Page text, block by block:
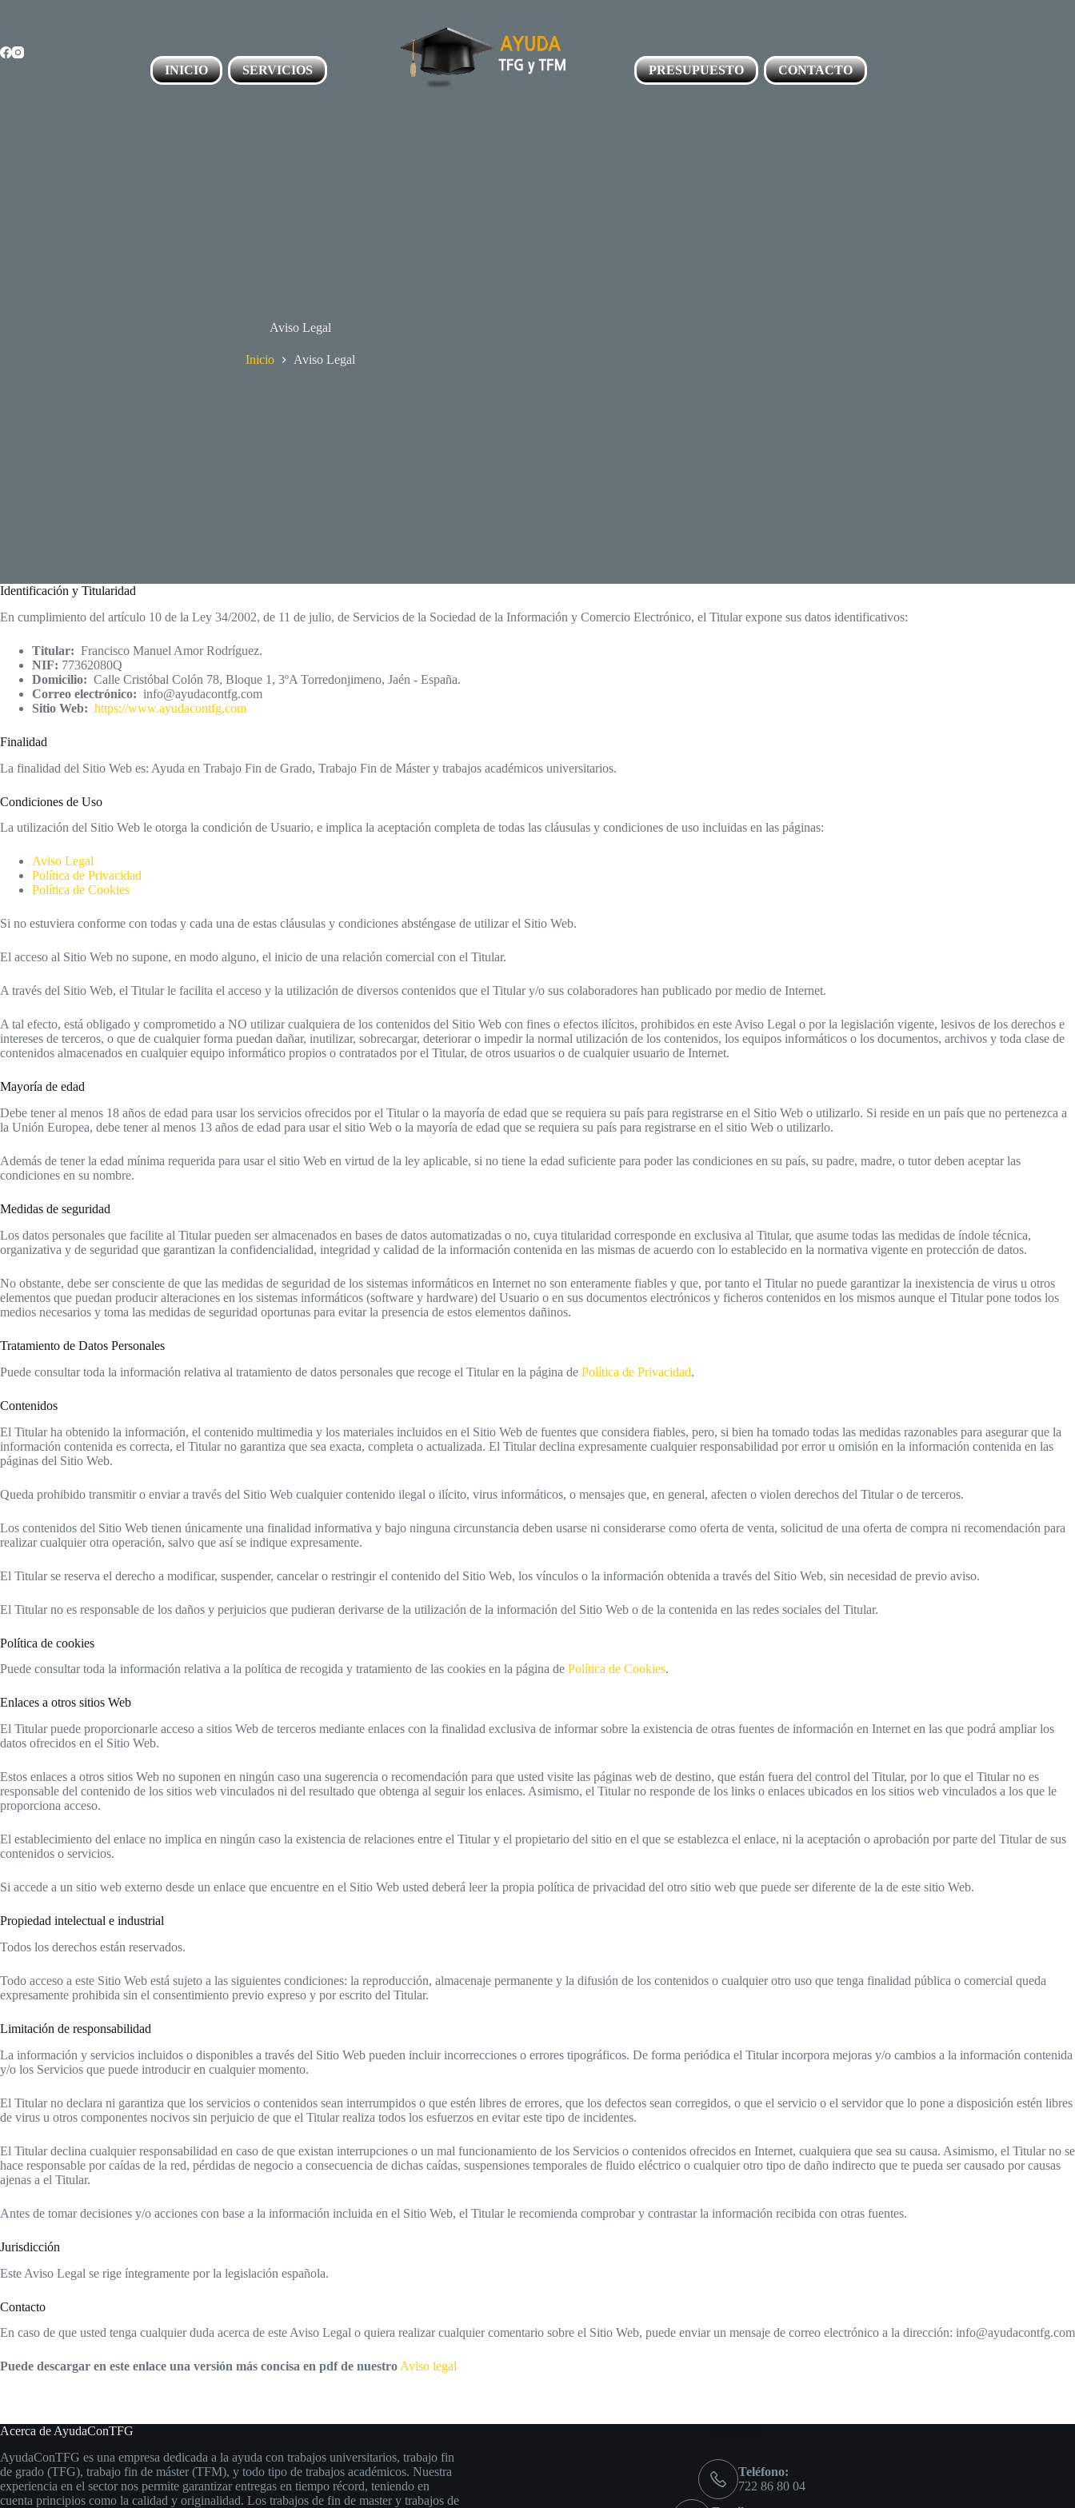
INICIO SERVICIOS PRESUPUESTO CONTACTO
Aviso Legal
Inicio Aviso Legal
Identificación y Titularidad
En cumplimiento del artículo 10 de la Ley 34/2002, de 11 de julio, de Servicios de la Sociedad de la Información y Comercio Electrónico, el Titular expone sus datos identificativos:
Titular: Francisco Manuel Amor Rodríguez.
NIF: 77362080Q
Domicilio: Calle Cristóbal Colón 78, Bloque 1, 3ºA Torredonjimeno, Jaén - España.
Correo electrónico: info@ayudacontfg.com
Sitio Web: https://www.ayudacontfg.com
Finalidad
La finalidad del Sitio Web es: Ayuda en Trabajo Fin de Grado, Trabajo Fin de Máster y trabajos académicos universitarios.
Condiciones de Uso
La utilización del Sitio Web le otorga la condición de Usuario, e implica la aceptación completa de todas las cláusulas y condiciones de uso incluidas en las páginas:
Aviso Legal
Política de Privacidad
Política de Cookies
Si no estuviera conforme con todas y cada una de estas cláusulas y condiciones absténgase de utilizar el Sitio Web.
El acceso al Sitio Web no supone, en modo alguno, el inicio de una relación comercial con el Titular.
A través del Sitio Web, el Titular le facilita el acceso y la utilización de diversos contenidos que el Titular y/o sus colaboradores han publicado por medio de Internet.
A tal efecto, está obligado y comprometido a NO utilizar cualquiera de los contenidos del Sitio Web con fines o efectos ilícitos, prohibidos en este Aviso Legal o por la legislación vigente, lesivos de los derechos e
intereses de terceros, o que de cualquier forma puedan dañar, inutilizar, sobrecargar, deteriorar o impedir la normal utilización de los contenidos, los equipos informáticos o los documentos, archivos y toda clase de
contenidos almacenados en cualquier equipo informático propios o contratados por el Titular, de otros usuarios o de cualquier usuario de Internet.
Mayoría de edad
Debe tener al menos 18 años de edad para usar los servicios ofrecidos por el Titular o la mayoría de edad que se requiera su país para registrarse en el Sitio Web o utilizarlo. Si reside en un país que no pertenezca a
la Unión Europea, debe tener al menos 13 años de edad para usar el sitio Web o la mayoría de edad que se requiera su país para registrarse en el sitio Web o utilizarlo.
Además de tener la edad mínima requerida para usar el sitio Web en virtud de la ley aplicable, si no tiene la edad suficiente para poder las condiciones en su país, su padre, madre, o tutor deben aceptar las
condiciones en su nombre.
Medidas de seguridad
Los datos personales que facilite al Titular pueden ser almacenados en bases de datos automatizadas o no, cuya titularidad corresponde en exclusiva al Titular, que asume todas las medidas de índole técnica,
organizativa y de seguridad que garantizan la confidencialidad, integridad y calidad de la información contenida en las mismas de acuerdo con lo establecido en la normativa vigente en protección de datos.
No obstante, debe ser consciente de que las medidas de seguridad de los sistemas informáticos en Internet no son enteramente fiables y que, por tanto el Titular no puede garantizar la inexistencia de virus u otros
elementos que puedan producir alteraciones en los sistemas informáticos (software y hardware) del Usuario o en sus documentos electrónicos y ficheros contenidos en los mismos aunque el Titular pone todos los
medios necesarios y toma las medidas de seguridad oportunas para evitar la presencia de estos elementos dañinos.
Tratamiento de Datos Personales
Puede consultar toda la información relativa al tratamiento de datos personales que recoge el Titular en la página de Política de Privacidad.
Contenidos
El Titular ha obtenido la información, el contenido multimedia y los materiales incluidos en el Sitio Web de fuentes que considera fiables, pero, si bien ha tomado todas las medidas razonables para asegurar que la
información contenida es correcta, el Titular no garantiza que sea exacta, completa o actualizada. El Titular declina expresamente cualquier responsabilidad por error u omisión en la información contenida en las
páginas del Sitio Web.
Queda prohibido transmitir o enviar a través del Sitio Web cualquier contenido ilegal o ilícito, virus informáticos, o mensajes que, en general, afecten o violen derechos del Titular o de terceros.
Los contenidos del Sitio Web tienen únicamente una finalidad informativa y bajo ninguna circunstancia deben usarse ni considerarse como oferta de venta, solicitud de una oferta de compra ni recomendación para
realizar cualquier otra operación, salvo que así se indique expresamente.
El Titular se reserva el derecho a modificar, suspender, cancelar o restringir el contenido del Sitio Web, los vínculos o la información obtenida a través del Sitio Web, sin necesidad de previo aviso.
El Titular no es responsable de los daños y perjuicios que pudieran derivarse de la utilización de la información del Sitio Web o de la contenida en las redes sociales del Titular.
Política de cookies
Puede consultar toda la información relativa a la política de recogida y tratamiento de las cookies en la página de Política de Cookies.
Enlaces a otros sitios Web
El Titular puede proporcionarle acceso a sitios Web de terceros mediante enlaces con la finalidad exclusiva de informar sobre la existencia de otras fuentes de información en Internet en las que podrá ampliar los
datos ofrecidos en el Sitio Web.
Estos enlaces a otros sitios Web no suponen en ningún caso una sugerencia o recomendación para que usted visite las páginas web de destino, que están fuera del control del Titular, por lo que el Titular no es
responsable del contenido de los sitios web vinculados ni del resultado que obtenga al seguir los enlaces. Asimismo, el Titular no responde de los links o enlaces ubicados en los sitios web vinculados a los que le
proporciona acceso.
El establecimiento del enlace no implica en ningún caso la existencia de relaciones entre el Titular y el propietario del sitio en el que se establezca el enlace, ni la aceptación o aprobación por parte del Titular de sus
contenidos o servicios.
Si accede a un sitio web externo desde un enlace que encuentre en el Sitio Web usted deberá leer la propia política de privacidad del otro sitio web que puede ser diferente de la de este sitio Web.
Propiedad intelectual e industrial
Todos los derechos están reservados.
Todo acceso a este Sitio Web está sujeto a las siguientes condiciones: la reproducción, almacenaje permanente y la difusión de los contenidos o cualquier otro uso que tenga finalidad pública o comercial queda
expresamente prohibida sin el consentimiento previo expreso y por escrito del Titular.
Limitación de responsabilidad
La información y servicios incluidos o disponibles a través del Sitio Web pueden incluir incorrecciones o errores tipográficos. De forma periódica el Titular incorpora mejoras y/o cambios a la información contenida
y/o los Servicios que puede introducir en cualquier momento.
El Titular no declara ni garantiza que los servicios o contenidos sean interrumpidos o que estén libres de errores, que los defectos sean corregidos, o que el servicio o el servidor que lo pone a disposición estén libres
de virus u otros componentes nocivos sin perjuicio de que el Titular realiza todos los esfuerzos en evitar este tipo de incidentes.
El Titular declina cualquier responsabilidad en caso de que existan interrupciones o un mal funcionamiento de los Servicios o contenidos ofrecidos en Internet, cualquiera que sea su causa. Asimismo, el Titular no se
hace responsable por caídas de la red, pérdidas de negocio a consecuencia de dichas caídas, suspensiones temporales de fluido eléctrico o cualquier otro tipo de daño indirecto que te pueda ser causado por causas
ajenas a el Titular.
Antes de tomar decisiones y/o acciones con base a la información incluida en el Sitio Web, el Titular le recomienda comprobar y contrastar la información recibida con otras fuentes.
Jurisdicción
Este Aviso Legal se rige íntegramente por la legislación española.
Contacto
En caso de que usted tenga cualquier duda acerca de este Aviso Legal o quiera realizar cualquier comentario sobre el Sitio Web, puede enviar un mensaje de correo electrónico a la dirección: info@ayudacontfg.com
Puede descargar en este enlace una versión más concisa en pdf de nuestro Aviso legal
Acerca de AyudaConTFG
AyudaConTFG es una empresa dedicada a la ayuda con trabajos universitarios, trabajo fin
de grado (TFG), trabajo fin de máster (TFM), y todo tipo de trabajos académicos. Nuestra
experiencia en el sector nos permite garantizar entregas en tiempo récord, teniendo en
cuenta principios como la calidad y originalidad. Los trabajos de fin de master y trabajos de
Teléfono:
722 86 80 04